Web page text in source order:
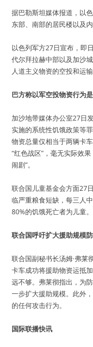
据巴勒斯坦媒体报道，以
东部、南部的居民楼以及
以色列军方27日宣布，即
代尔拜拉赫中部以及加沙
人道主义物资的空投和运输
巴方称以军空投物资行为
加沙地带媒体办公室27日
实施的系统性饥饿政策等
物资总量仅相当于两辆卡
“红色战区”，毫无实际效
闹剧”。
联合国儿童基金会方面27
临严重粮食短缺，每三人
80%的饥饿死亡者为儿童。
联合国呼吁扩大援助规模
联合国副秘书长汤姆·弗莱
卡车成功将援助物资运抵
远不够。弗莱彻指出，为
一步扩大援助规模。此外
的任何攻击行为。
国际联播快讯